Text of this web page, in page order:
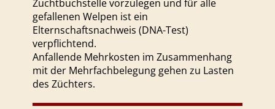
Zuchtbuchstelle vorzulegen und für alle
gefallenen Welpen ist ein
Elternschaftsnachweis (DNA-Test)
verpflichtend.
Anfallende Mehrkosten im Zusammenhang
mit der Mehrfachbelegung gehen zu Lasten
des Züchters.